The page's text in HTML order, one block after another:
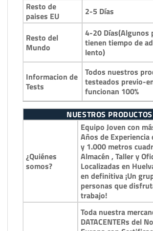
Resto de
paises EU
2-5 Días
Resto del
Mundo
4-20 Días(Algunos
tienen tiempo de
lento)
Informacion de
Tests
Todos nuestros
testeados previo-
funcionan 100%
NUESTROS PRODUCTOS
¿Quiénes
somos?
Equipo Joven con
Años de Experiencia
y 1.000 metros
Almacén , Taller y
Localizadas en
en definitiva ¡Un
personas que
trabajo!
Toda nuestra
DATACENTERs del